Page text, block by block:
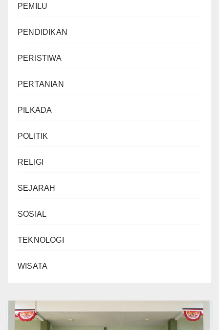
PEMILU
PENDIDIKAN
PERISTIWA
PERTANIAN
PILKADA
POLITIK
RELIGI
SEJARAH
SOSIAL
TEKNOLOGI
WISATA